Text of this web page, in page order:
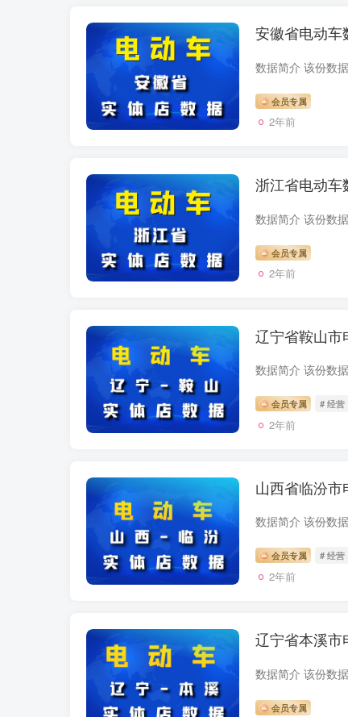
安徽省电动车
会员专属
2年前
浙江省电动车
会员专属
2年前
辽宁省鞍山市
会员专属 # 经营
2年前
山西省临汾
会员专属 # 经营
2年前
辽宁省本溪市
会员专属